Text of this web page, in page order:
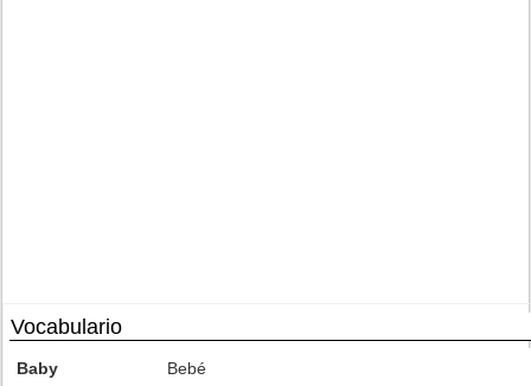
Vocabulario
Baby Bebé